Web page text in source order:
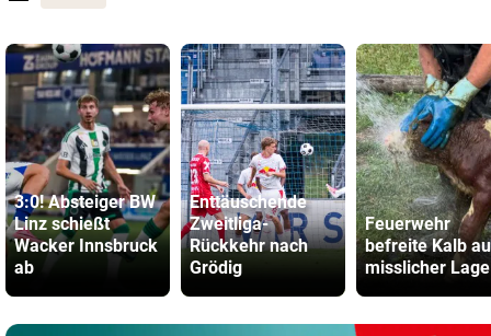
3:0! Absteiger BW
Linz schießt
Wacker Innsbruck
ab
Enttäuschende
Zweitliga-
Rückkehr nach
Grödig
Feuerwehr
befreite Kalb
misslicher Lage